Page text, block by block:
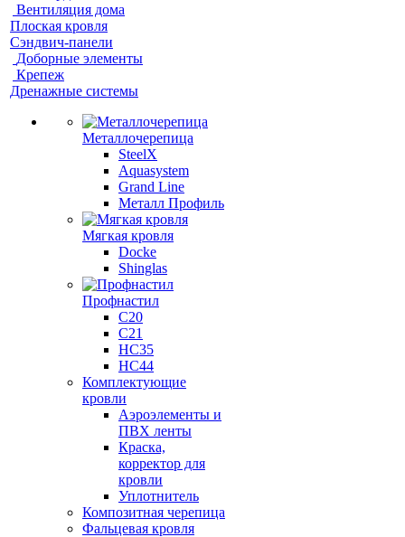
Вентиляция дома
Плоская кровля
Сэндвич-панели
Доборные элементы
Крепеж
Дренажные системы
Металлочерепица
SteelX
Aquasystem
Grand Line
Металл Профиль
Мягкая кровля
Docke
Shinglas
Профнастил
C20
C21
НС35
НС44
Комплектующие
кровли
Аэроэлементы и
ПВХ ленты
Краска,
корректор для
кровли
Уплотнитель
Композитная черепица
Фальцевая кровля